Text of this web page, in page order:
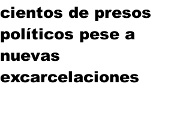
cientos de presos
políticos pese a
nuevas
excarcelaciones